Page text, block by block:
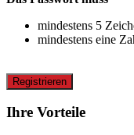
mindestens 5
mindestens eine
Registrieren
Ihre Vorteile